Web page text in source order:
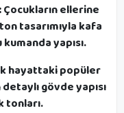
Çocukların ellerine
tasarımıyla kafa
yapısı.
hayattaki popüler
gövde yapısı
tonları.